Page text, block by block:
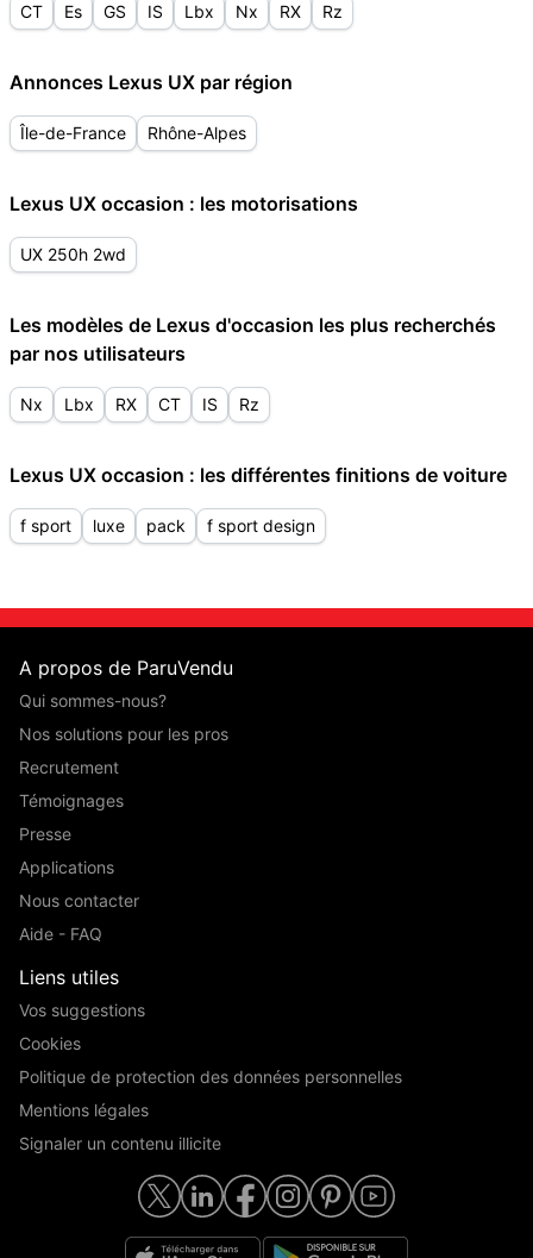
CT Es GS IS Lbx Nx RX Rz
Annonces Lexus UX par région
Île-de-France Rhône-Alpes
Lexus UX occasion : les motorisations
UX 250h 2wd
Les modèles de Lexus d'occasion les plus recherchés
par nos utilisateurs
Nx Lbx RX CT IS Rz
Lexus UX occasion : les différentes finitions de voiture
f sport luxe pack f sport design
A propos de ParuVendu
Qui sommes-nous?
Nos solutions pour les pros
Recrutement
Témoignages
Presse
Applications
Nous contacter
Aide - FAQ
Liens utiles
Vos suggestions
Cookies
Politique de protection des données personnelles
Mentions légales
Signaler un contenu illicite